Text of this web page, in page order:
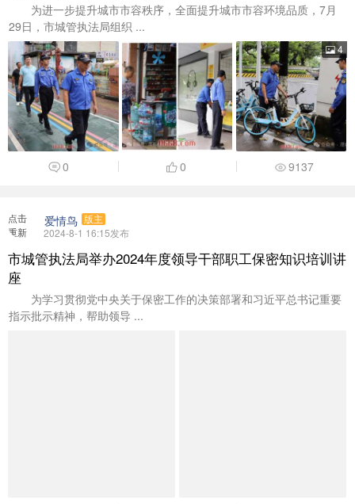
为进一步提升城市市容秩序，全面提升城市市容环境品质，7月
29日，市城管执法局组织 ...
4
0 0 9137
点击
重新
爱情鸟 版主
2024-8-1 16:15发布
市城管执法局举办2024年度领导干部职工保密知识培训讲
座
为学习贯彻党中央关于保密工作的决策部署和习近平总书记重要
指示批示精神，帮助领导 ...